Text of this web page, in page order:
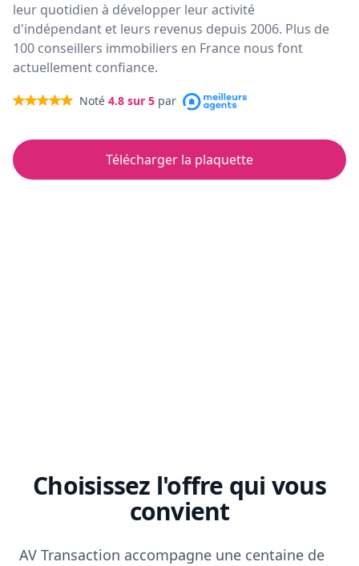
leur quotidien à développer leur activité
d'indépendant et leurs revenus depuis 2006. Plus de
100 conseillers immobiliers en France nous font
actuellement confiance.
Noté 4.8 sur 5 par
Télécharger la plaquette
Choisissez l'offre qui vous
convient
AV Transaction accompagne une centaine de